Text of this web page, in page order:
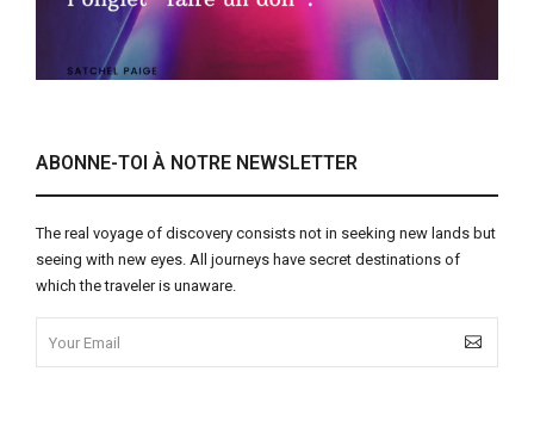
ABONNE-TOI À NOTRE NEWSLETTER
The real voyage of discovery consists not in seeking new lands but
seeing with new eyes. All journeys have secret destinations of
which the traveler is unaware.